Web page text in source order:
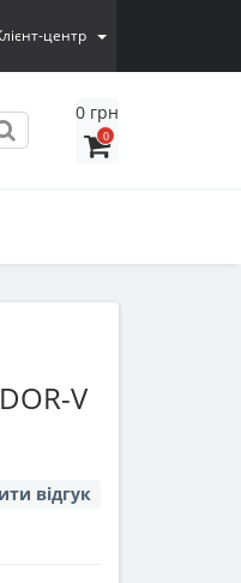
центр
0 грн
0
V
відгук